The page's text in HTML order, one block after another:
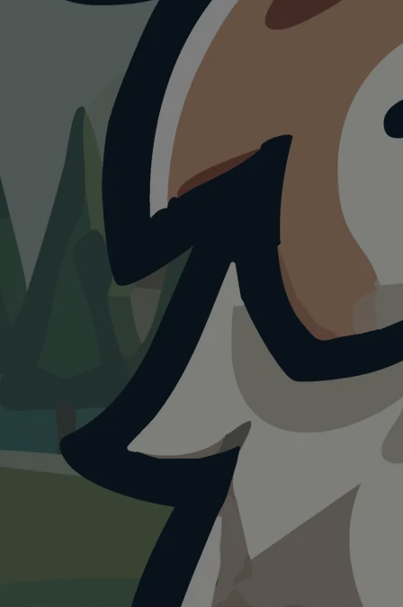
Visualisierung · KI
HUNDESTRAND
Friedersdorfer
Strand Silbersee
Heute ist
für Friedersdorfer Strand
Silbersee .
OpenWeatherMap
Sand